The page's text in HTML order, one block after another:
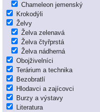
Chameleon jemenský
Krokodýli
Želvy
Želva zelenavá
Želva čtyřprstá
Želva nádherná
Obojživelníci
Terárium a technika
Bezobratlí
Hlodavci a zajícovci
Burzy a výstavy
Literatura